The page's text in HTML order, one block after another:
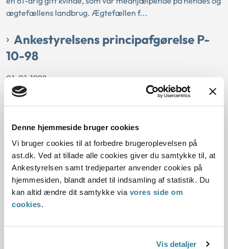
Denne hjemmeside bruger cookies
Vi bruger cookies til at forbedre brugeroplevelsen på
ast.dk. Ved at tillade alle cookies giver du samtykke til, at
Ankestyrelsen samt tredjeparter anvender cookies på
hjemmesiden, blandt andet til indsamling af statistik. Du
kan altid ændre dit samtykke via vores side om
cookies.
Vis detaljer
ægtefællens landbrug. Ægtefællen f...
Ankestyrelsens principafgørelse P-
10-98
01-01-1998
Lov om social pension
Tilknytning til arbejdsmarkedet
Behovsbestemt førtidspension
Udelukkelsesgrænse
Helbredsforhold
Udbetaling Danmark
Arbejdsprøvning
Resume:
En 59-årig kvinde, hvis ægtefælle var tilkendt
helbredsbetinget førtidspension, fik af et nævn tilkendt
behovsbestemt førtidspension. Kvinden havde i...